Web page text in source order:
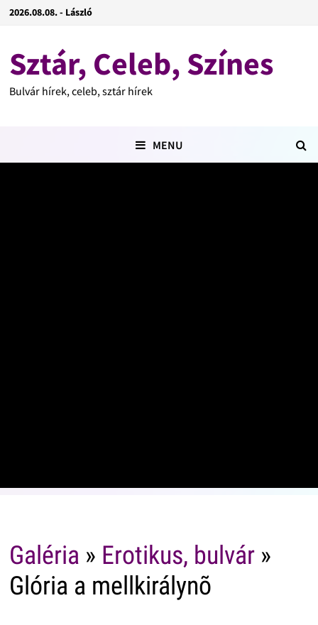
2026.08.08. - László
Sztár, Celeb, Színes
Bulvár hírek, celeb, sztár hírek
MENU
Galéria » Erotikus, bulvár»
Glória a mellkirálynõ